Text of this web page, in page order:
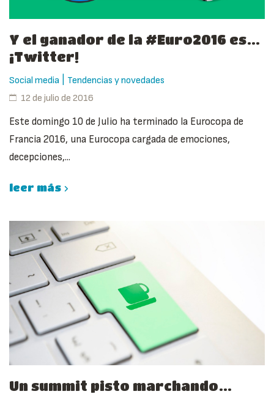
Y el ganador de la #Euro2016 es…
¡Twitter!
Social media
Tendencias y novedades
12 de julio de 2016
Este domingo 10 de Julio ha terminado la Eurocopa de
Francia 2016, una Eurocopa cargada de emociones,
decepciones,...
leer más
Un summit pisto marchando…